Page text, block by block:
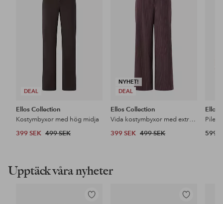
DEAL
Ellos Collection
Kostymbyxor med hög midja
399 SEK 499 SEK
NYHET!
DEAL
Ellos Collection
Vida kostymbyxor med extra hög midja
399 SEK 499 SEK
Ellos
599
Upptäck våra nyheter
Lägg
Lägg